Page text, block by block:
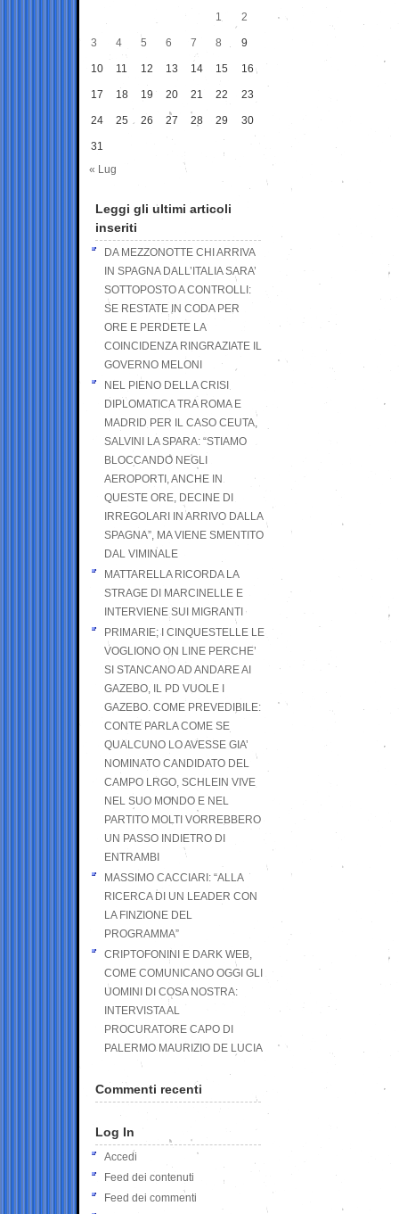
1
2
3 4 5 6 7 8 9
10 11 12 13 14 15 16
17 18 19 20 21 22 23
24 25 26 27 28 29 30
31
« Lug
Leggi gli ultimi articoli
inseriti
DA MEZZONOTTE CHI ARRIVA
IN SPAGNA DALL’ITALIA SARA’
SOTTOPOSTO A CONTROLLI:
SE RESTATE IN CODA PER
ORE E PERDETE LA
COINCIDENZA RINGRAZIATE IL
GOVERNO MELONI
NEL PIENO DELLA CRISI
DIPLOMATICA TRA ROMA E
MADRID PER IL CASO CEUTA,
SALVINI LA SPARA: “STIAMO
BLOCCANDO NEGLI
AEROPORTI, ANCHE IN
QUESTE ORE, DECINE DI
IRREGOLARI IN ARRIVO DALLA
SPAGNA”, MA VIENE SMENTITO
DAL VIMINALE
MATTARELLA RICORDA LA
STRAGE DI MARCINELLE E
INTERVIENE SUI MIGRANTI
PRIMARIE; I CINQUESTELLE LE
VOGLIONO ON LINE PERCHE’
SI STANCANO AD ANDARE AI
GAZEBO, IL PD VUOLE I
GAZEBO. COME PREVEDIBILE:
CONTE PARLA COME SE
QUALCUNO LO AVESSE GIA’
NOMINATO CANDIDATO DEL
CAMPO LRGO, SCHLEIN VIVE
NEL SUO MONDO E NEL
PARTITO MOLTI VORREBBERO
UN PASSO INDIETRO DI
ENTRAMBI
MASSIMO CACCIARI: “ALLA
RICERCA DI UN LEADER CON
LA FINZIONE DEL
PROGRAMMA”
CRIPTOFONINI E DARK WEB,
COME COMUNICANO OGGI GLI
UOMINI DI COSA NOSTRA:
INTERVISTA AL
PROCURATORE CAPO DI
PALERMO MAURIZIO DE LUCIA
Commenti recenti
Log In
Accedi
Feed dei contenuti
Feed dei commenti